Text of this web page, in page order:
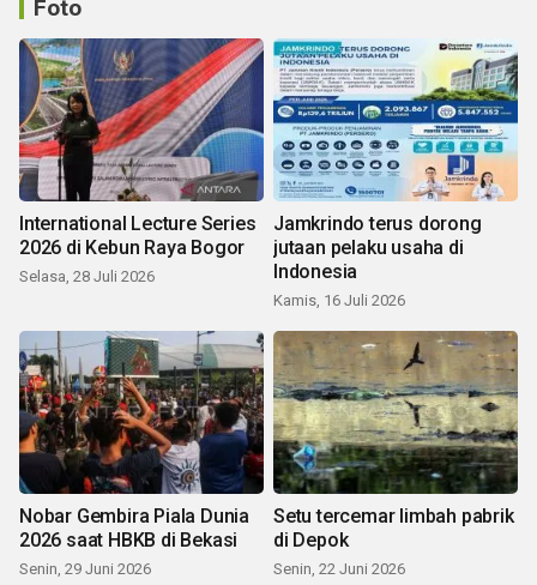
Foto
International Lecture Series
2026 di Kebun Raya Bogor
Selasa, 28 Juli 2026
Jamkrindo terus dorong
jutaan pelaku usaha di
Indonesia
Kamis, 16 Juli 2026
Nobar Gembira Piala Dunia
2026 saat HBKB di Bekasi
Senin, 29 Juni 2026
Setu tercemar limbah pabrik
di Depok
Senin, 22 Juni 2026